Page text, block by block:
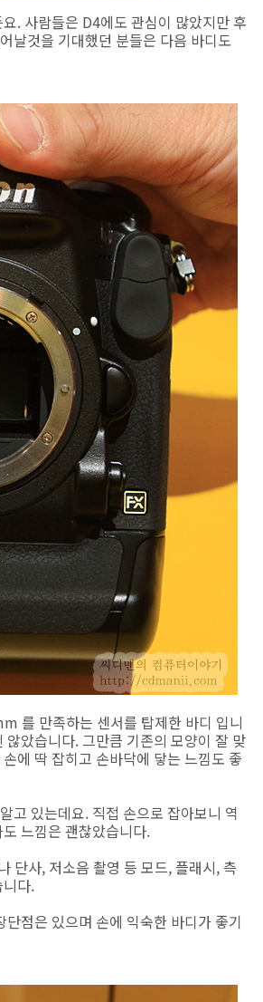
. 사람들은 D4에도 관심이 많았지만 후
날것을 기대했던 분들은 다음 바디도
를 만족하는 센서를 탑제한 바디 입니
았습니다. 그만큼 기존의 모양이 잘 맞
에 딱 잡히고 손바닥에 닿는 느낌도 좋
고 있는데요. 직접 손으로 잡아보니 역
느낌은 괜찮았습니다.
단사, 저소음 촬영 등 모드, 플래시, 측
다.
점은 있으며 손에 익숙한 바디가 좋기